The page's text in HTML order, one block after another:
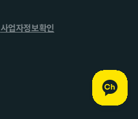
사업자정보확인